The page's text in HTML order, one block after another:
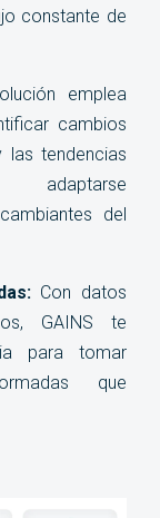
constante de
emplea
cambios
las tendencias
adaptarse
del
Con datos
GAINS te
para tomar
que